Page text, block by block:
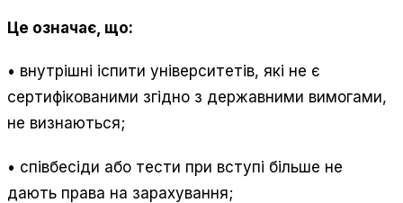
Це означає, що:
• внутрішні іспити університетів, які не є
сертифікованими згідно з державними вимогами,
не визнаються;
• співбесіди або тести при вступі більше не
дають права на зарахування;